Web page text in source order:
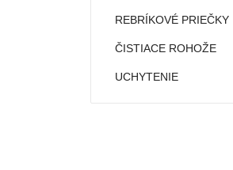
REBRÍKOVÉ PRIEČKY
ČISTIACE ROHOŽE
UCHYTENIE